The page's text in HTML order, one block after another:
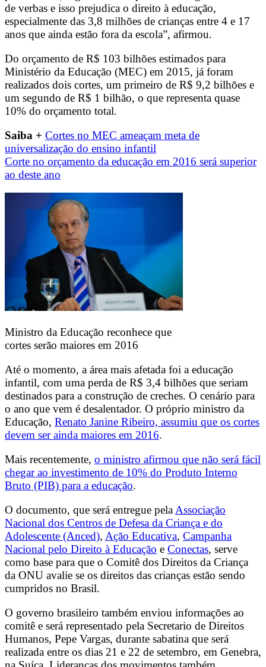
de verbas e isso prejudica o direito à educação,
especialmente das 3,8 milhões de crianças entre 4 e 17
anos que ainda estão fora da escola”, afirmou.
Do orçamento de R$ 103 bilhões estimados para
Ministério da Educação (MEC) em 2015, já foram
realizados dois cortes, um primeiro de R$ 9,2 bilhões e
um segundo de R$ 1 bilhão, o que representa quase
10% do orçamento total.
Saiba + Cortes no MEC ameaçam meta de
universalização do ensino infantil
Corte no orçamento da educação em 2016 será superior
ao deste ano
Ministro da Educação reconhece que
cortes serão maiores em 2016
Até o momento, a área mais afetada foi a educação
infantil, com uma perda de R$ 3,4 bilhões que seriam
destinados para a construção de creches. O cenário para
o ano que vem é desalentador. O próprio ministro da
Educação, Renato Janine Ribeiro, assumiu que os cortes
devem ser ainda maiores em 2016.
Mais recentemente, o ministro afirmou que não será fácil
chegar ao investimento de 10% do Produto Interno
Bruto (PIB) para a educação.
O documento, que será entregue pela Associação
Nacional dos Centros de Defesa da Criança e do
Adolescente (Anced), Ação Educativa, Campanha
Nacional pelo Direito à Educação e Conectas, serve
como base para que o Comitê dos Direitos da Criança
da ONU avalie se os direitos das crianças estão sendo
cumpridos no Brasil.
O governo brasileiro também enviou informações ao
comitê e será representado pela Secretario de Direitos
Humanos, Pepe Vargas, durante sabatina que será
realizada entre os dias 21 e 22 de setembro, em Genebra,